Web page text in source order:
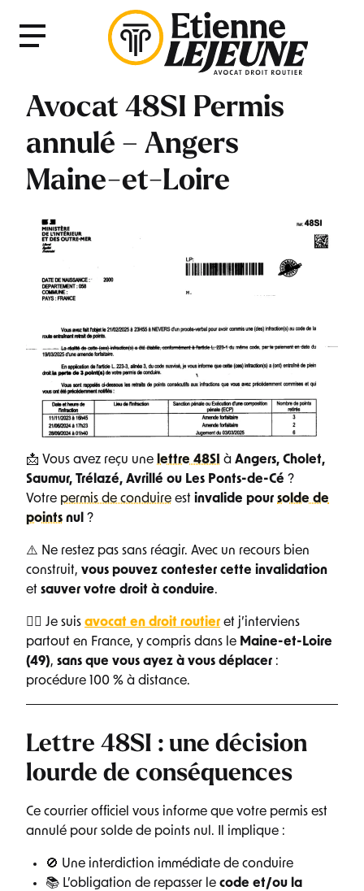
Menu
Avocat 48SI Permis
annulé – Angers
Maine-et-Loire
📩 Vous avez reçu une lettre 48SI à Angers, Cholet,
Saumur, Trélazé, Avrillé ou Les Ponts-de-Cé ?
Votre permis de conduire est invalide pour solde de
points nul ?
⚠️ Ne restez pas sans réagir. Avec un recours bien
construit, vous pouvez contester cette invalidation
et sauver votre droit à conduire.
👨‍⚖️ Je suis avocat en droit routier et j’interviens
partout en France, y compris dans le Maine-et-Loire
(49), sans que vous ayez à vous déplacer :
procédure 100 % à distance.
Lettre 48SI : une décision
lourde de conséquences
Ce courrier officiel vous informe que votre permis est
annulé pour solde de points nul. Il implique :
🚫 Une interdiction immédiate de conduire
📚 L’obligation de repasser le code et/ou la
Fermer